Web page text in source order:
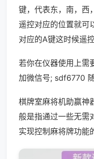
键，代表东，南，西
遥控对应的位置就可
对应的A键这时候遥
若你在仪器使用上需
加微信号; sdf6770 随
棋牌室麻将机助赢神
般是指通过一些无需
实现控制麻将牌功能